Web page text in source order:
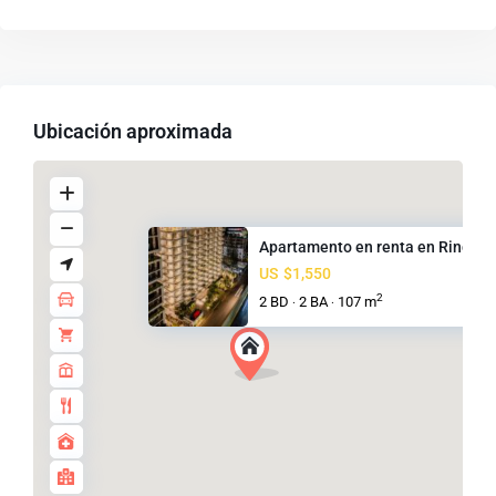
Ubicación aproximada
Apartamento en renta en
US $1,550
2 BD · 2 BA · 107 m2